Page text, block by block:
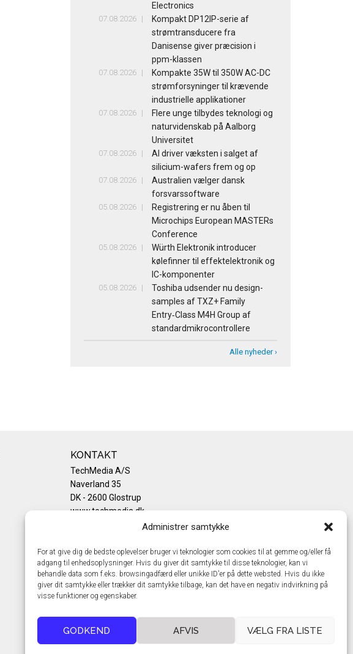
Administrer samtykke
For at give dig de bedste oplevelser bruger vi teknologier som cookies til at gemme og/eller få
adgang til enhedsoplysninger. Hvis du giver dit samtykke til disse teknologier, kan vi
behandle data som f.eks. browsingadfærd eller unikke ID'er på dette websted. Hvis du ikke
giver dit samtykke eller trækker dit samtykke tilbage, kan det have en negativ indvirkning på
visse funktioner og egenskaber.
GODKEND AFVIS VÆLG FRA LISTE
Electronics
07.08.2026
Kompakt DP12IP-serie af
strømtransducere fra
Danisense giver præcision i
ppm-klassen
07.08.2026
Kompakte 35W til 350W AC-DC
strømforsyninger til krævende
industrielle applikationer
07.08.2026
Flere unge tilbydes teknologi og
naturvidenskab på Aalborg
Universitet
07.08.2026
AI driver væksten i salget af
silicium-wafers frem og op
07.08.2026
Australien vælger dansk
forsvarssoftware
05.08.2026
Registrering er nu åben til
Microchips European MASTERs
Conference
05.08.2026
Würth Elektronik introducer
kølefinner til effektelektronik og
IC-komponenter
05.08.2026
Toshiba udsender nu design-
samples af TXZ+ Family
Entry‑Class M4H Group af
standardmikrocontrollere
Alle nyheder ›
KONTAKT
TechMedia A/S
Naverland 35
DK - 2600 Glostrup
www.techmedia.dk
Telefon: +45 43 24 26 28
Privatlivspolitik
Cookiepolitik